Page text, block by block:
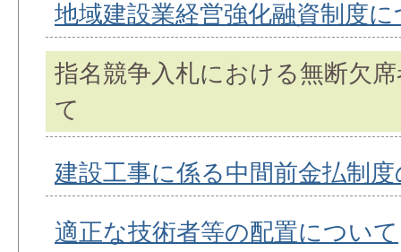
地域建設業経営強化融資制度
指名競争入札における無断欠
て
建設工事に係る中間前金払制
適正な技術者等の配置について